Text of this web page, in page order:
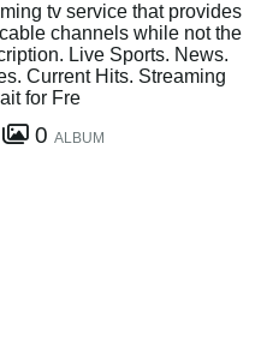
tv service that provides
channels while not the
Live Sports. News.
Current Hits. Streaming
for Fre
0 ALBUM